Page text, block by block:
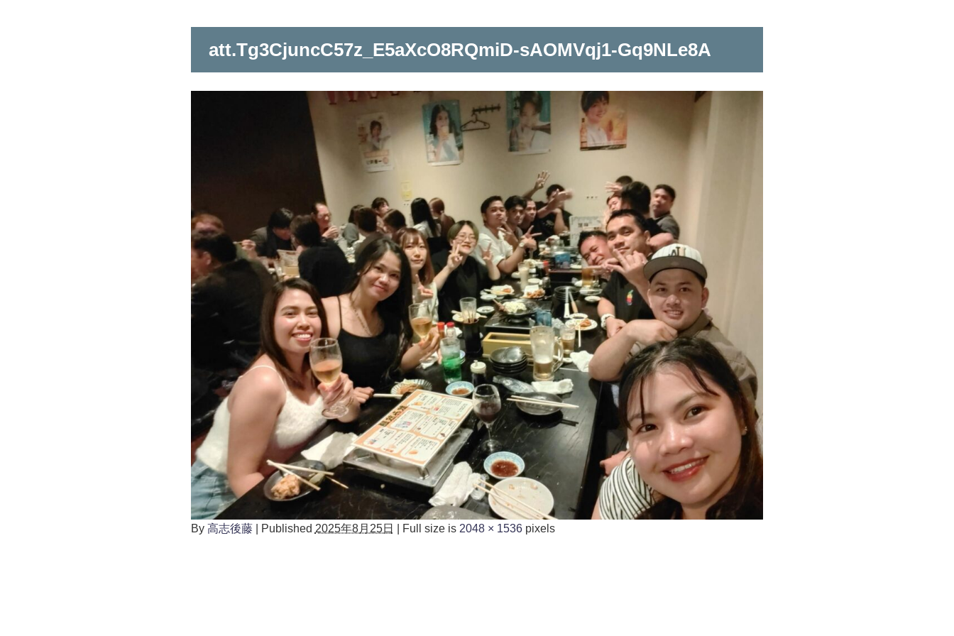
att.Tg3CjuncC57z_E5aXcO8RQmiD-sAOMVqj1-Gq9NLe8A
By 高志後藤 Published 2025年8月25日 Full size is 2048 × 1536pixels